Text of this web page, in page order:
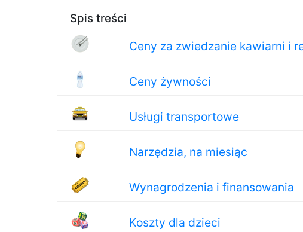
Spis treści
Ceny za zwiedzanie kawiarni i
Ceny żywności
Usługi transportowe
Narzędzia, na miesiąc
Wynagrodzenia i finansowania
Koszty dla dzieci